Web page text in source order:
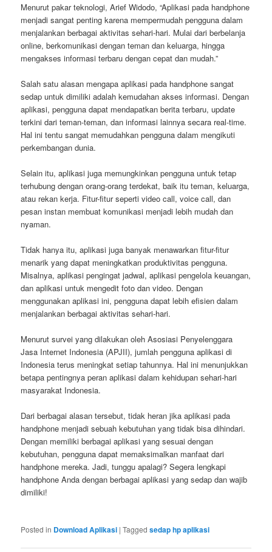
Menurut pakar teknologi, Arief Widodo, “Aplikasi pada handphone
menjadi sangat penting karena mempermudah pengguna dalam
menjalankan berbagai aktivitas sehari-hari. Mulai dari berbelanja
online, berkomunikasi dengan teman dan keluarga, hingga
mengakses informasi terbaru dengan cepat dan mudah.”
Salah satu alasan mengapa aplikasi pada handphone sangat
sedap untuk dimiliki adalah kemudahan akses informasi. Dengan
aplikasi, pengguna dapat mendapatkan berita terbaru, update
terkini dari teman-teman, dan informasi lainnya secara real-time.
Hal ini tentu sangat memudahkan pengguna dalam mengikuti
perkembangan dunia.
Selain itu, aplikasi juga memungkinkan pengguna untuk tetap
terhubung dengan orang-orang terdekat, baik itu teman, keluarga,
atau rekan kerja. Fitur-fitur seperti video call, voice call, dan
pesan instan membuat komunikasi menjadi lebih mudah dan
nyaman.
Tidak hanya itu, aplikasi juga banyak menawarkan fitur-fitur
menarik yang dapat meningkatkan produktivitas pengguna.
Misalnya, aplikasi pengingat jadwal, aplikasi pengelola keuangan,
dan aplikasi untuk mengedit foto dan video. Dengan
menggunakan aplikasi ini, pengguna dapat lebih efisien dalam
menjalankan berbagai aktivitas sehari-hari.
Menurut survei yang dilakukan oleh Asosiasi Penyelenggara
Jasa Internet Indonesia (APJII), jumlah pengguna aplikasi di
Indonesia terus meningkat setiap tahunnya. Hal ini menunjukkan
betapa pentingnya peran aplikasi dalam kehidupan sehari-hari
masyarakat Indonesia.
Dari berbagai alasan tersebut, tidak heran jika aplikasi pada
handphone menjadi sebuah kebutuhan yang tidak bisa dihindari.
Dengan memiliki berbagai aplikasi yang sesuai dengan
kebutuhan, pengguna dapat memaksimalkan manfaat dari
handphone mereka. Jadi, tunggu apalagi? Segera lengkapi
handphone Anda dengan berbagai aplikasi yang sedap dan wajib
dimiliki!
Posted in Download Aplikasi |Tagged sedap hp aplikasi